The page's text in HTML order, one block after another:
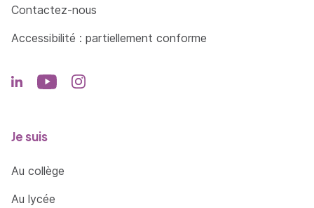
Contactez-nous
Accessibilité : partiellement conforme
Je suis
Au collège
Au lycée